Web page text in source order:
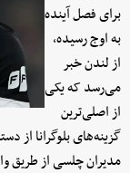
برای فصل آینده
به اوج رسیده،
از لندن خبر
می‌رسد که یکی
از اصلی‌ترین
مدیران چلسی از طریق